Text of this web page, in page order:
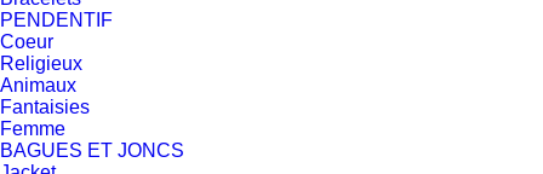
PENDENTIF
Coeur
Religieux
Animaux
Fantaisies
Femme
BAGUES ET JONCS